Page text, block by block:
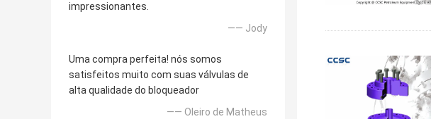
impressionantes.
—— Jody
Uma compra perfeita! nós somos
satisfeitos muito com suas válvulas de
alta qualidade do bloqueador
—— Oleiro de Matheus